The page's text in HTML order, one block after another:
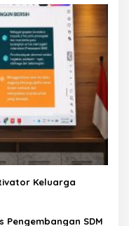
Keluarga
Pengembangan SDM